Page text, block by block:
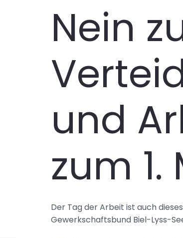
Nein
und
zum 1.
Der Tag der Arbeit ist auch
Gewerkschaftsbund Biel-Lyss-